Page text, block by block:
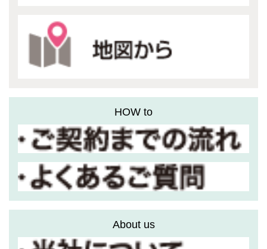
HOW to
About us